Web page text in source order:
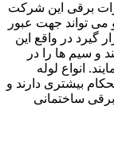
برقی این شرکت
می تواند جهت عبور
گیرد در واقع این
و سیم ها را در
انواع لوله
بیشتری دارند و
ساختمانی